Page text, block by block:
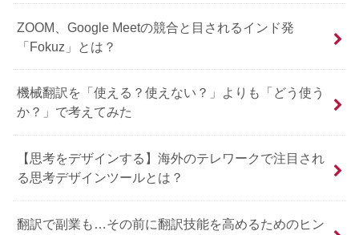
ZOOM、Google Meetの競合と目されるインド発
「Fokuz」とは？
機械翻訳を「使える？使えない？」よりも「どう使う
か？」で考えてみた
【思考をデザインする】海外のテレワークで注目され
る思考デザインツールとは？
翻訳で副業も…その前に翻訳技能を高めるためのヒン